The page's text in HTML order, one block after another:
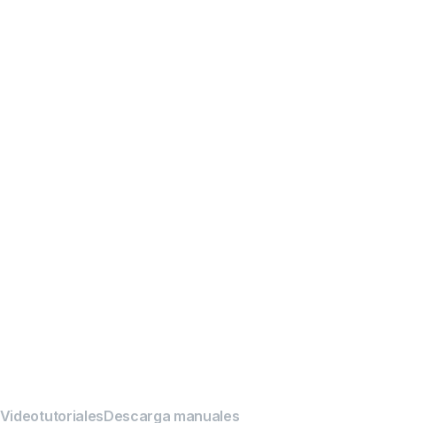
VideotutorialesDescarga manuales